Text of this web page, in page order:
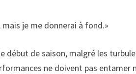
je me donnerai à fond.»
début de saison, malgré les
ne doivent pas entamer